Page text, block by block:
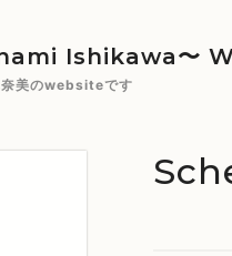
Ishikawa〜
奈美のwebsiteです